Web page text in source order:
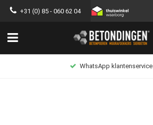
+31 (0) 85 - 060 62 04
WhatsApp klantenservice